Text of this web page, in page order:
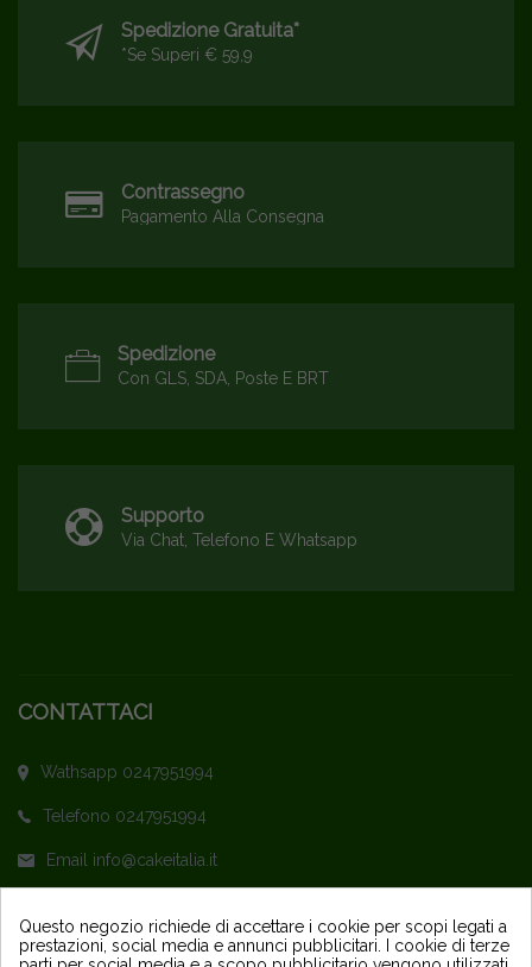
Spedizione Gratuita*
*se Superi € 59,9
Contrassegno
Pagamento Alla Consegna
Spedizione
Con GLS, SDA, Poste E BRT
Supporto
Via Chat, Telefono E Whatsapp
CONTATTACI
Wathsapp 0247951994
Telefono 0247951994
Email info@cakeitalia.it
dalle ore 9,30 alle 14 e dalle 15 alle 18
Questo negozio richiede di accettare i cookie per scopi legati a
prestazioni, social media e annunci pubblicitari. I cookie di terze